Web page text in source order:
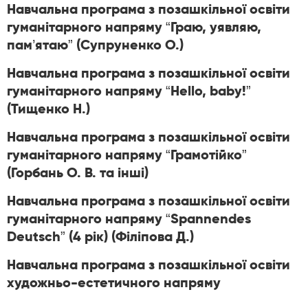
Навчальна програма з позашкільної освіти
гуманітарного напряму “Граю, уявляю,
пам’ятаю” (Супруненко О.)
Навчальна програма з позашкільної освіти
гуманітарного напряму “Hello, baby!”
(Тищенко Н.)
Навчальна програма з позашкільної освіти
гуманітарного напряму “Грамотійко”
(Горбань О. В. та інші)
Навчальна програма з позашкільної освіти
гуманітарного напряму “Spannendes
Deutsch” (4 рік) (Філіпова Д.)
Навчальна програма з позашкільної освіти
художньо-естетичного напряму